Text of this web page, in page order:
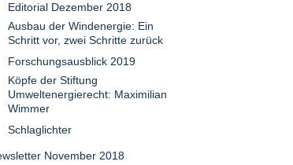
Editorial Dezember 2018
Ausbau der Windenergie: Ein
Schritt vor, zwei Schritte zurück
Forschungsausblick 2019
Köpfe der Stiftung
Umweltenergierecht: Maximilian
Wimmer
Schlaglichter
November 2018